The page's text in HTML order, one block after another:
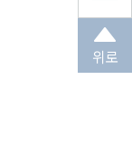
위로